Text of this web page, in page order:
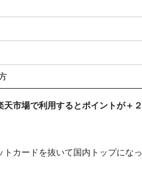
天市場で利用するとポイントが＋２
カードを抜いて国内トップになっ